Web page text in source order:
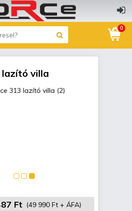
0
lazító villa
Ft (49 990 Ft + ÁFA)